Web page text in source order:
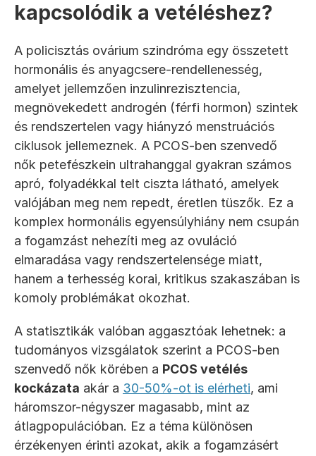
kapcsolódik a vetéléshez?
A policisztás ovárium szindróma egy összetett
hormonális és anyagcsere-rendellenesség,
amelyet jellemzően inzulinrezisztencia,
megnövekedett androgén (férfi hormon) szintek
és rendszertelen vagy hiányzó menstruációs
ciklusok jellemeznek. A PCOS-ben szenvedő
nők petefészkein ultrahanggal gyakran számos
apró, folyadékkal telt ciszta látható, amelyek
valójában meg nem repedt, éretlen tüszők. Ez a
komplex hormonális egyensúlyhiány nem csupán
a fogamzást nehezíti meg az ovuláció
elmaradása vagy rendszertelensége miatt,
hanem a terhesség korai, kritikus szakaszában is
komoly problémákat okozhat.
A statisztikák valóban aggasztóak lehetnek: a
tudományos vizsgálatok szerint a PCOS-ben
szenvedő nők körében a PCOS vetélés
kockázata akár a 30-50%-ot is elérheti, ami
háromszor-négyszer magasabb, mint az
átlagpopulációban. Ez a téma különösen
érzékenyen érinti azokat, akik a fogamzásért